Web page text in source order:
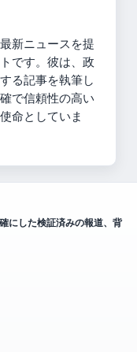
新ニュースを提
です。彼は、政
る記事を執筆し
で信頼性の高い
命としていま
にした検証済みの報道、背